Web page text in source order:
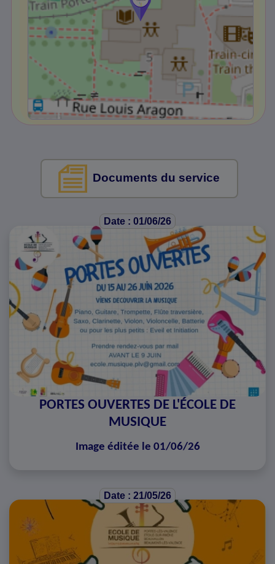
Documents du service
Date : 01/06/26
PORTES OUVERTES DE L'ÉCOLE DE
MUSIQUE
Image éditée le 01/06/26
Date : 21/05/26